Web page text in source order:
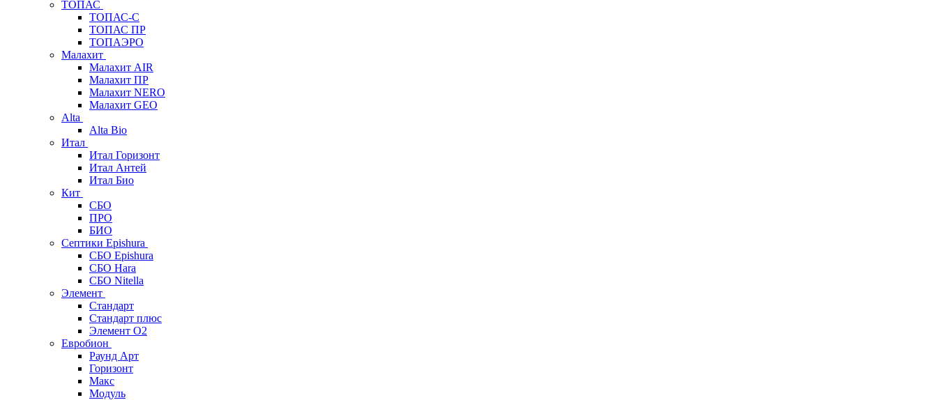
ТОПАС
ТОПАС-С
ТОПАС ПР
ТОПАЭРО
Малахит
Малахит AIR
Малахит ПР
Малахит NERO
Малахит GEO
Alta
Alta Bio
Итал
Итал Горизонт
Итал Антей
Итал Био
Кит
СБО
ПРО
БИО
Септики Epishura
СБО Epishura
СБО Hara
СБО Nitella
Элемент
Стандарт
Стандарт плюс
Элемент О2
Евробион
Раунд Арт
Горизонт
Макс
Модуль